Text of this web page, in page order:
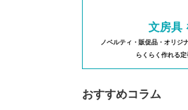
文房具
ノベルティ・販促品・オリジ
らくらく作れる
おすすめコラム